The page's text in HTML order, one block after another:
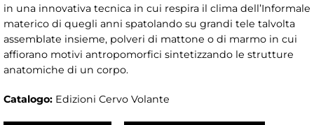
in una innovativa tecnica in cui respira il clima dell’Informale
materico di quegli anni spatolando su grandi tele talvolta
assemblate insieme, polveri di mattone o di marmo in cui
affiorano motivi antropomorfici sintetizzando le strutture
anatomiche di un corpo.
Catalogo: Edizioni Cervo Volante